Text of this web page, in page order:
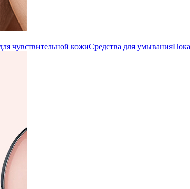
чувствительной кожиСредства для умывания